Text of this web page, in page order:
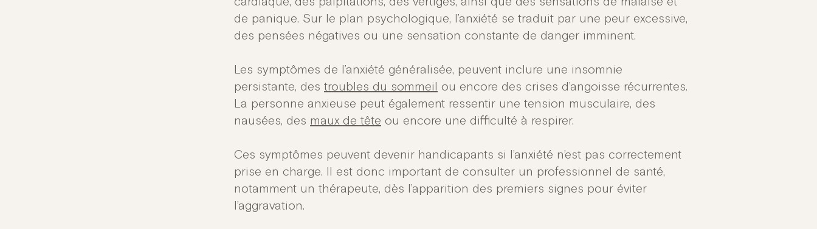
de panique. Sur le plan psychologique, l’anxiété se traduit par une peur excessive,
des pensées négatives ou une sensation constante de danger imminent.
Les symptômes de l’anxiété généralisée, peuvent inclure une insomnie
persistante, des troubles du sommeil
ou encore des crises d’angoisse récurrentes.
La personne anxieuse peut également ressentir une tension musculaire, des
nausées, des maux de tête ou encore une difficulté à respirer.
Ces symptômes peuvent devenir handicapants si l’anxiété n’est pas correctement
prise en charge. Il est donc important de consulter un professionnel de santé,
notamment un thérapeute, dès l’apparition des premiers signes pour éviter
l’aggravation.